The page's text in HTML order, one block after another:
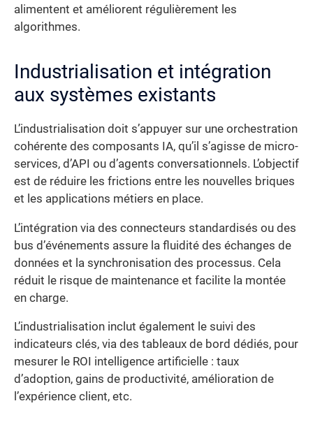
alimentent et améliorent régulièrement les
algorithmes.
Industrialisation et intégration
aux systèmes existants
L’industrialisation doit s’appuyer sur une orchestration
cohérente des composants IA, qu’il s’agisse de micro-
services, d’API ou d’agents conversationnels. L’objectif
est de réduire les frictions entre les nouvelles briques
et les applications métiers en place.
L’intégration via des connecteurs standardisés ou des
bus d’événements assure la fluidité des échanges de
données et la synchronisation des processus. Cela
réduit le risque de maintenance et facilite la montée
en charge.
L’industrialisation inclut également le suivi des
indicateurs clés, via des tableaux de bord dédiés, pour
mesurer le ROI intelligence artificielle : taux
d’adoption, gains de productivité, amélioration de
l’expérience client, etc.